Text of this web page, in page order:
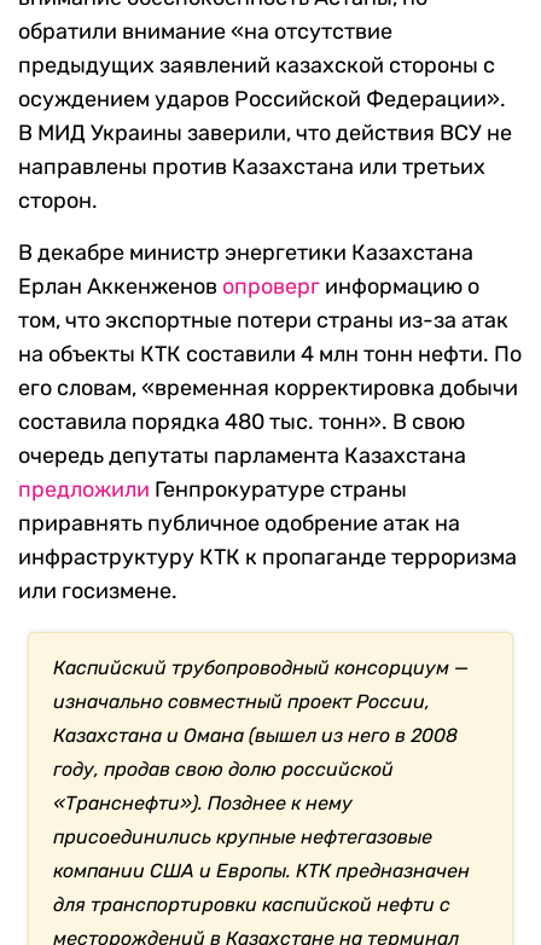
обратили внимание «на отсутствие
предыдущих заявлений казахской стороны с
осуждением ударов Российской Федерации».
В МИД Украины заверили, что действия ВСУ не
направлены против Казахстана или третьих
сторон.
В декабре министр энергетики Казахстана
Ерлан Аккенженов опроверг информацию о
том, что экспортные потери страны из-за атак
на объекты КТК составили 4 млн тонн нефти. По
его словам, «временная корректировка добычи
составила порядка 480 тыс. тонн». В свою
очередь депутаты парламента Казахстана
предложили Генпрокуратуре страны
приравнять публичное одобрение атак на
инфраструктуру КТК к пропаганде терроризма
или госизмене.
Каспийский трубопроводный консорциум —
изначально совместный проект России,
Казахстана и Омана (вышел из него в 2008
году, продав свою долю российской
«Транснефти»). Позднее к нему
присоединились крупные нефтегазовые
компании США и Европы. КТК предназначен
для транспортировки каспийской нефти с
месторождений в Казахстане на терминал